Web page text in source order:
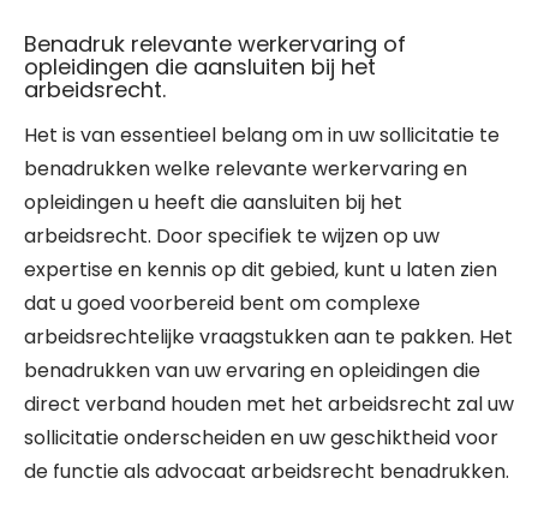
Benadruk relevante werkervaring of
opleidingen die aansluiten bij het
arbeidsrecht.
Het is van essentieel belang om in uw sollicitatie te
benadrukken welke relevante werkervaring en
opleidingen u heeft die aansluiten bij het
arbeidsrecht. Door specifiek te wijzen op uw
expertise en kennis op dit gebied, kunt u laten zien
dat u goed voorbereid bent om complexe
arbeidsrechtelijke vraagstukken aan te pakken. Het
benadrukken van uw ervaring en opleidingen die
direct verband houden met het arbeidsrecht zal uw
sollicitatie onderscheiden en uw geschiktheid voor
de functie als advocaat arbeidsrecht benadrukken.